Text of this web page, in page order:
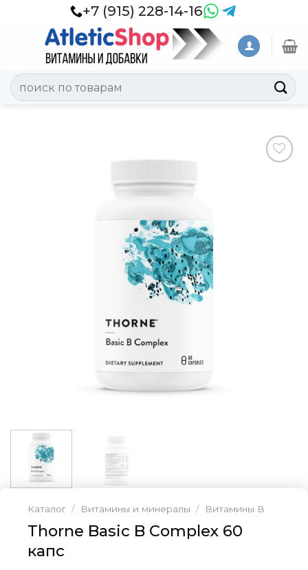
+7 (915) 228-14-16
Искать:
Каталог / Витамины и минералы / Витамины В
Thorne Basic B Complex 60
капс